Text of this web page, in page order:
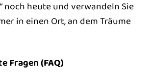
noch heute und verwandeln Sie
in einen Ort, an dem Träume
Fragen (FAQ)